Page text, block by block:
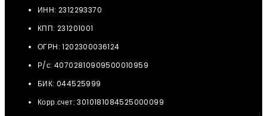
ИНН: 2312293370
КПП: 231201001
ОГРН: 1202300036124
Р/с: 40702810909500010959
БИК: 044525999
Корр.счет: 3010181084525000099